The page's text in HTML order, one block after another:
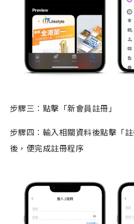
步驟三︰點擊「新會員註冊」
步驟四︰輸入相關資料後點擊「
後，便完成註冊程序